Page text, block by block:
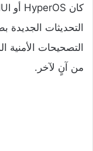
التحديثات الجديدة
التصحيحات الأمنية
من آنٍ لآخر.